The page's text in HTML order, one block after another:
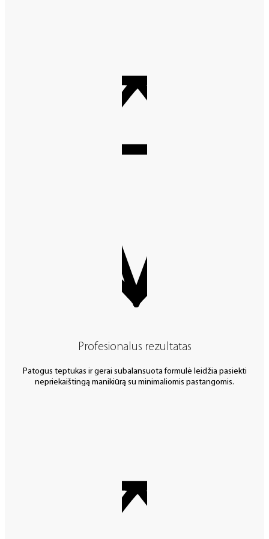
Profesionalus rezultatas
Patogus teptukas ir gerai subalansuota formulė leidžia pasiekti
nepriekaištingą manikiūrą su minimaliomis pastangomis.